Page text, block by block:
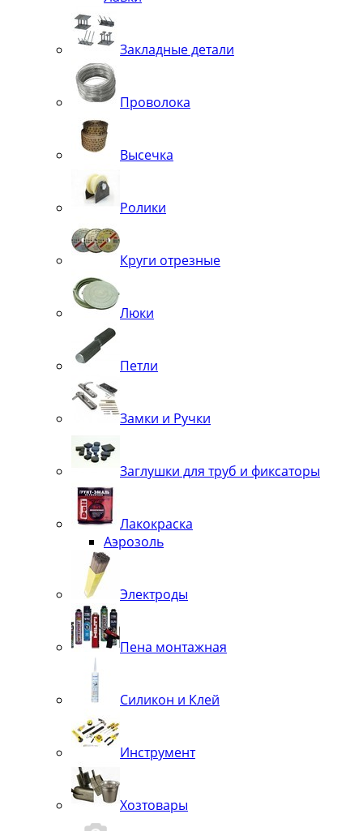
Закладные детали
Проволока
Высечка
Ролики
Круги отрезные
Люки
Петли
Замки и Ручки
Заглушки для труб и фиксаторы
Лакокраска
Аэрозоль
Электроды
Пена монтажная
Силикон и Клей
Инструмент
Хозтовары